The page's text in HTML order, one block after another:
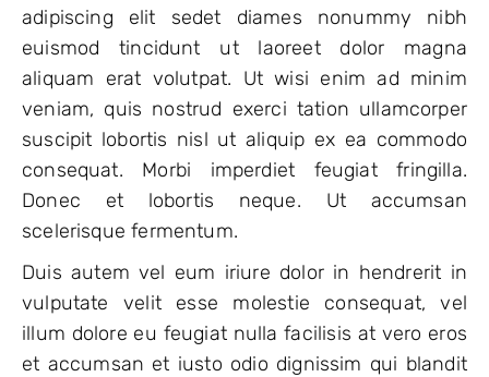
adipiscing elit sedet diames nonummy nibh
euismod tincidunt ut laoreet dolor magna
aliquam erat volutpat. Ut wisi enim ad minim
veniam, quis nostrud exerci tation ullamcorper
suscipit lobortis nisl ut aliquip ex ea commodo
consequat. Morbi imperdiet feugiat fringilla.
Donec et lobortis neque. Ut accumsan
scelerisque fermentum.
Duis autem vel eum iriure dolor in hendrerit in
vulputate velit esse molestie consequat, vel
illum dolore eu feugiat nulla facilisis at vero eros
et accumsan et iusto odio dignissim qui blandit